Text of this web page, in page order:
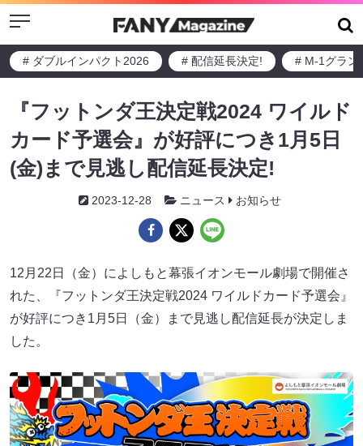
Menu
# ダブルインパクト2026 # 配信延長決定! # M-1グラン
『フットンダ王決定戦2024 ワイルド
カード予選会』が好評につき1月5日
(金)まで見逃し配信延長決定!
2023-12-28 ニュース お知らせ
12月22日（金）によしもと幕張イオンモール劇場で開催さ
れた、『フットンダ王決定戦2024 ワイルドカード予選会』
が好評につき1月5日（金）まで見逃し配信延長が決定しま
した。